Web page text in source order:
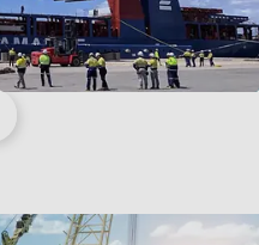
stanowiły największe wyzwanie,
Przy zablokowanych drogach i
dotarcie do kopalni zajęło trzy
ton maszyn. / DB Schenker
Media
Share on Facebook
Share on X
Share on linkedIn